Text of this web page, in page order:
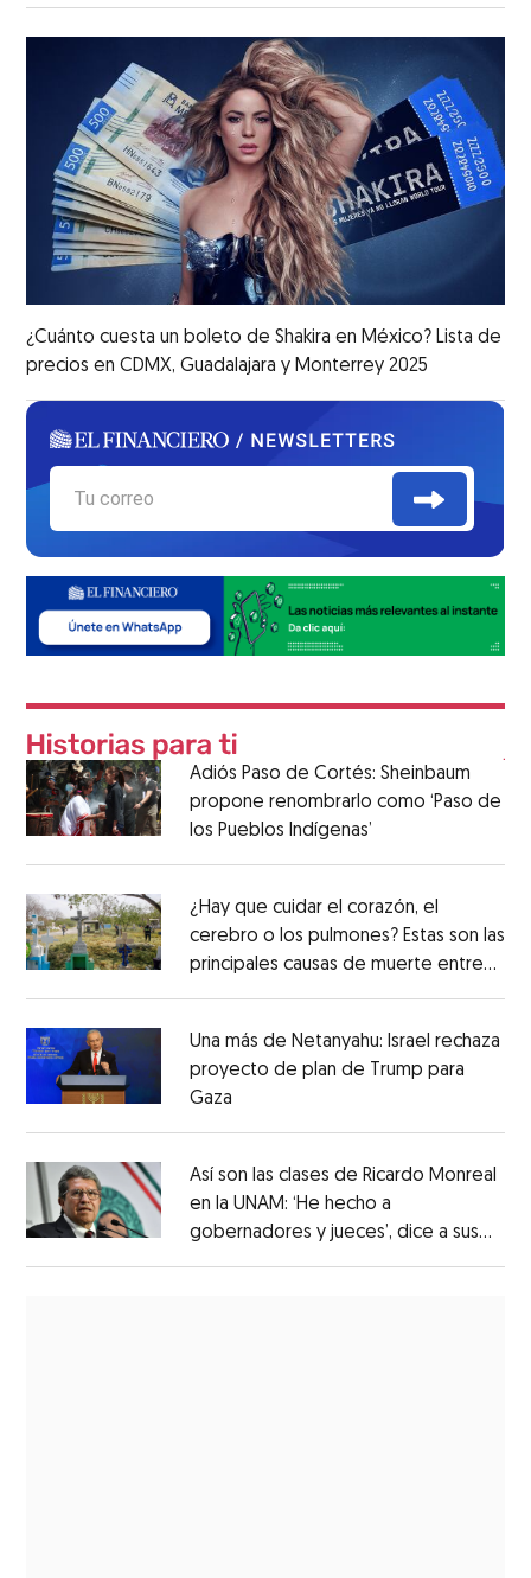
¿Cuánto cuesta un boleto de Shakira en México? Lista de
precios en CDMX, Guadalajara y Monterrey 2025
Adiós Paso de Cortés: Sheinbaum
propone renombrarlo como ‘Paso de
los Pueblos Indígenas’
¿Hay que cuidar el corazón, el
cerebro o los pulmones? Estas son las
principales causas de muerte entre
Una más de Netanyahu: Israel rechaza
proyecto de plan de Trump para
Gaza
Así son las clases de Ricardo Monreal
en la UNAM: ‘He hecho a
gobernadores y jueces’, dice a sus